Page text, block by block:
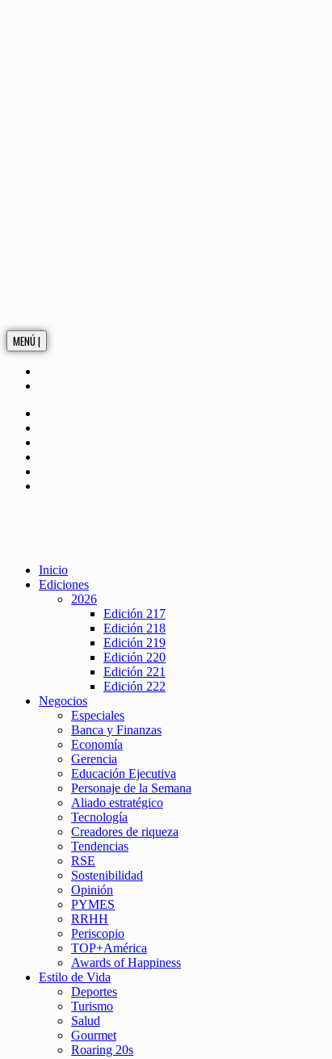
MENÚ |
Inicio
Ediciones
2026
Edición 217
Edición 218
Edición 219
Edición 220
Edición 221
Edición 222
Negocios
Especiales
Banca y Finanzas
Economía
Gerencia
Educación Ejecutiva
Personaje de la Semana
Aliado estratégico
Tecnología
Creadores de riqueza
Tendencias
RSE
Sostenibilidad
Opinión
PYMES
RRHH
Periscopio
TOP+América
Awards of Happiness
Estilo de Vida
Deportes
Turismo
Salud
Gourmet
Roaring 20s